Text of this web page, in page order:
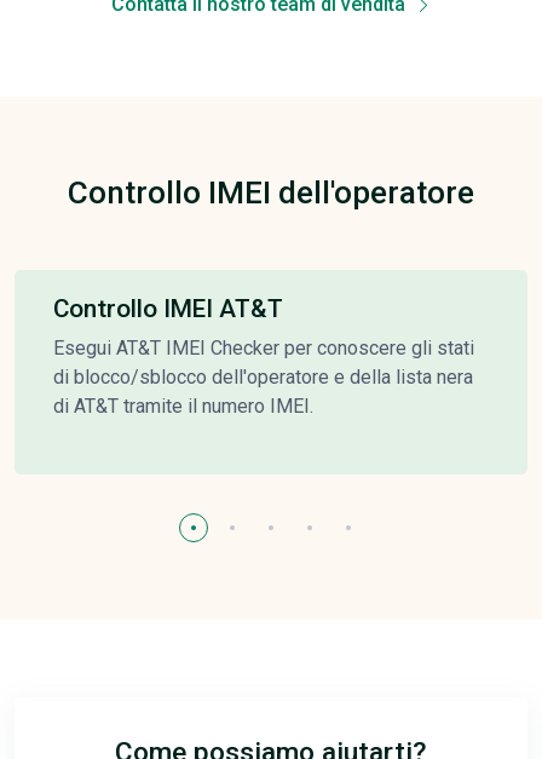
Controllo IMEI dell'operatore
Controllo IMEI AT&T
Esegui AT&T IMEI Checker per conoscere gli stati
di blocco/sblocco dell'operatore e della lista nera
di AT&T tramite il numero IMEI.
Come possiamo aiutarti?